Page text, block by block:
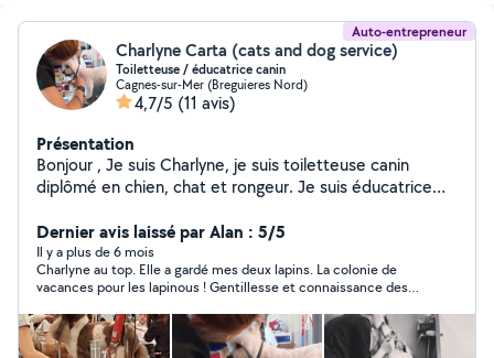
Auto-entrepreneur
Charlyne Carta (cats and dog service)
Toiletteuse / éducatrice canin
Cagnes-sur-Mer (Breguieres Nord)
4,7/5 (11 avis)
Présentation
Bonjour , Je suis Charlyne, je suis toiletteuse canin
diplômé en chien, chat et rongeur. Je suis éducatrice
gardiennage pour animaux si besoin avec diplôme aussi
à l'appuie. Je suis photographe pour les personnes
souhaitant des clichés de leurs animaux, le tarifs et à
discuter
Dernier avis laissé par Alan : 5/5
Il y a plus de 6 mois
Charlyne au top. Elle a gardé mes deux lapins. La colonie de
vacances pour les lapinous ! Gentillesse et connaissance des